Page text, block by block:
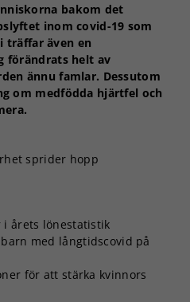
bakom det
inom covid-19 som
träffar även en
förändrats helt av
ännu famlar. Dessutom
om medfödda hjärtfel och
sprider hopp
i årets lönestatistik
med långtidscovid på
för att stärka kvinnors